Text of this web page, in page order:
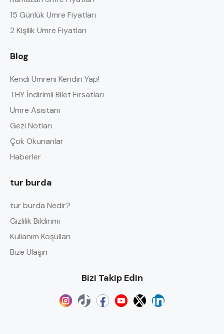
15 Günlük Umre Fiyatları
2 Kişilik Umre Fiyatları
Blog
Kendi Umreni Kendin Yap!
THY İndirimli Bilet Fırsatları
Umre Asistanı
Gezi Notları
Çok Okunanlar
Haberler
tur burda
tur burda Nedir?
Gizlilik Bildirimi
Kullanım Koşulları
Bize Ulaşın
Bizi Takip Edin